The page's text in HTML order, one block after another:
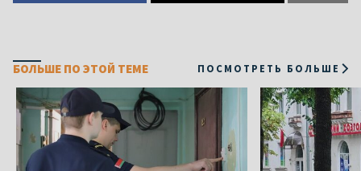
БОЛЬШЕ ПО ЭТОЙ ТЕМЕ ПОСМОТРЕТЬ БОЛЬШЕ